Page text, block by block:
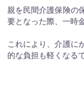
親を民間介護保険の
要となった際、一時
これにより、介護に
的な負担も軽くなる